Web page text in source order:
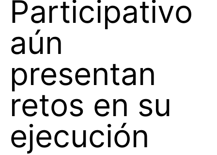
Participativo
aún
presentan
retos en su
ejecución